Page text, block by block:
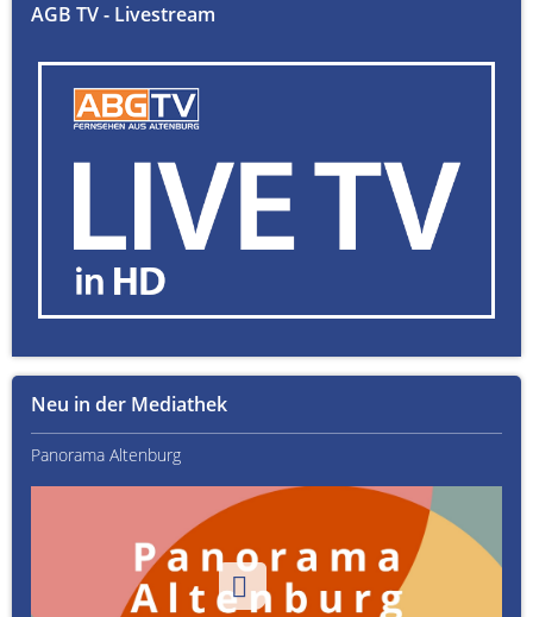
AGB TV - Livestream
Neu in der Mediathek
Panorama Altenburg